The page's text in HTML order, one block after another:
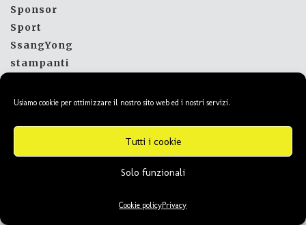
Usiamo cookie per ottimizzare il nostro sito web ed i nostri servizi.
Tutti i cookie
Solo funzionali
Cookie policyPrivacy
Sponsor
Sport
SsangYong
stampanti
streaming
Tablet